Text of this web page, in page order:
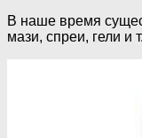
В наше время
мази, спреи, гели и